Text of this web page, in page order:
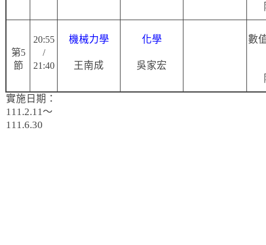
第5
節
20:55
/
21:40
機械力學
王南成
化學
吳家宏
數
實施日期：
111.2.11～
111.6.30